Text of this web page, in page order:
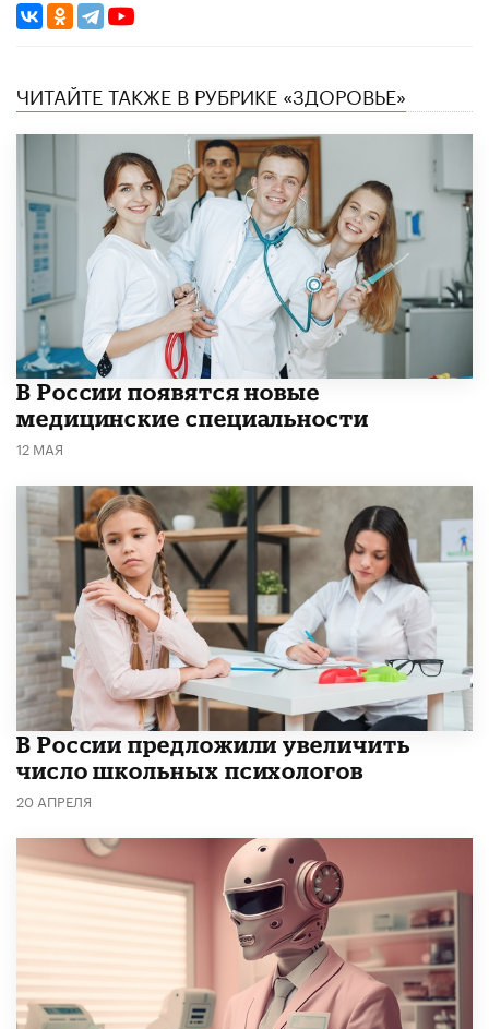
ЧИТАЙТЕ ТАКЖЕ В РУБРИКЕ «ЗДОРОВЬЕ»
В России появятся новые
медицинские специальности
12 МАЯ
В России предложили увеличить
число школьных психологов
20 АПРЕЛЯ